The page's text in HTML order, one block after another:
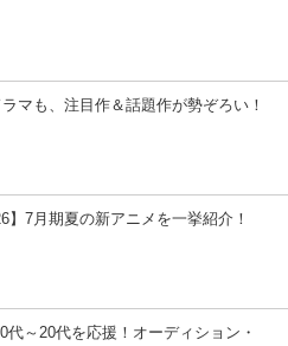
マも、注目作＆話題作が勢ぞろい！
】7月期夏の新アニメを一挙紹介！
代～20代を応援！オーディション・